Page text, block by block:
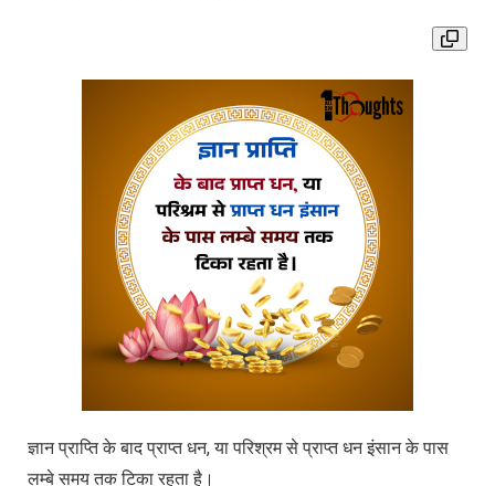
ज्ञान प्राप्ति के बाद प्राप्त धन, या परिश्रम से प्राप्त धन इंसान के पास
लम्बे समय तक टिका रहता है।